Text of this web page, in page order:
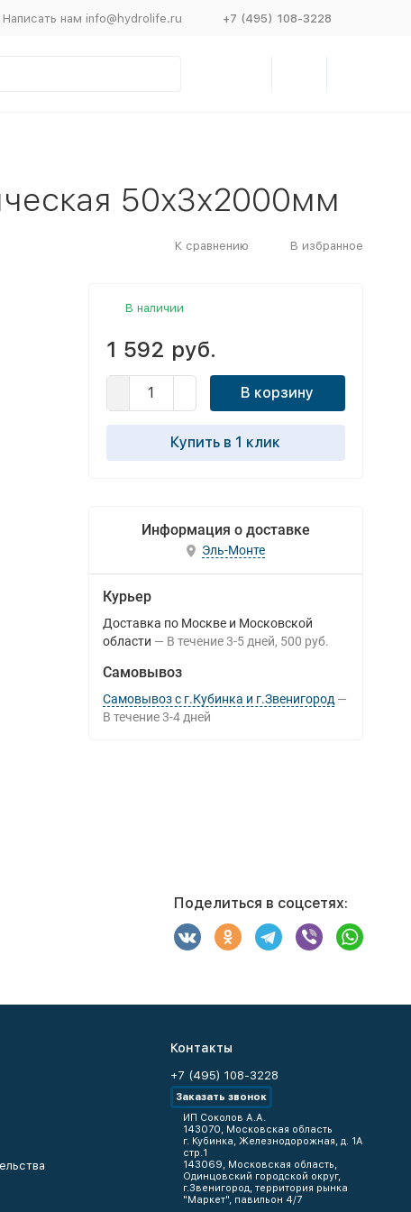
Написать нам info@hydrolife.ru +7 (495) 108-3228
50x3x2000мм
К сравнению В избранное
В наличии
1 592 руб.
В корзину
Купить в 1 клик
Информация о доставке
Эль-Монте
Курьер
Доставка по Москве и Московской
области
В течение 3-5 дней 500 руб.
Самовывоз
Самовывоз с г.Кубинка и г.Звенигород
В течение 3-4 дней
Поделиться в соцсетях:
Контакты
+7 (495) 108-3228
Заказать звонок
ИП Соколов А.А.
143070, Московская область
г. Кубинка, Железнодорожная, д. 1А
стр.1
143069, Московская область,
Одинцовский городской округ,
г.Звенигород, территория рынка
"Маркет", павильон 4/7